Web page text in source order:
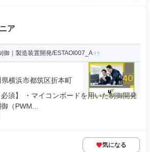
ア
御｜製造装置開発/ESTAOI007_A
横浜市都筑区折本町
須】 ・マイコンボードを用いた制御開発
（PWM...
気になる